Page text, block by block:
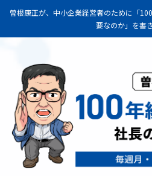
曽根康正が、中小企業経営者のために「
要なのか」を書き